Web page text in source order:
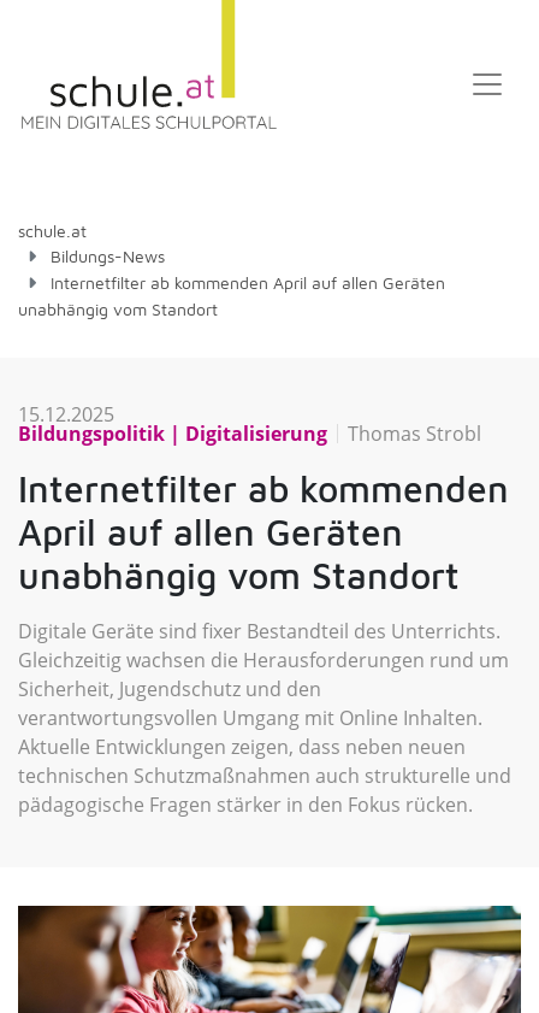
schule.at
Bildungs-News
Internetfilter ab kommenden April auf allen Geräten
unabhängig vom Standort
15.12.2025
Bildungspolitik Digitalisierung Thomas Strobl
Internetfilter ab kommenden
April auf allen Geräten
unabhängig vom Standort
Digitale Geräte sind fixer Bestandteil des Unterrichts.
Gleichzeitig wachsen die Herausforderungen rund um
Sicherheit, Jugendschutz und den
verantwortungsvollen Umgang mit Online Inhalten.
Aktuelle Entwicklungen zeigen, dass neben neuen
technischen Schutzmaßnahmen auch strukturelle und
pädagogische Fragen stärker in den Fokus rücken.